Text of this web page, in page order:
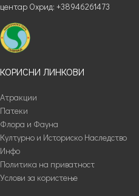
центар Охрид: +38946261473
КОРИСНИ ЛИНКОВИ
Атракции
Патеки
Флора и Фауна
Културно и Историско Наследство
Инфо
Политика на приватност
Услови за користење